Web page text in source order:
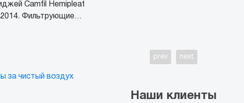
Camfil Hemipleat
Фильтрующие…
prev next
за чистый воздух
Наши клиенты